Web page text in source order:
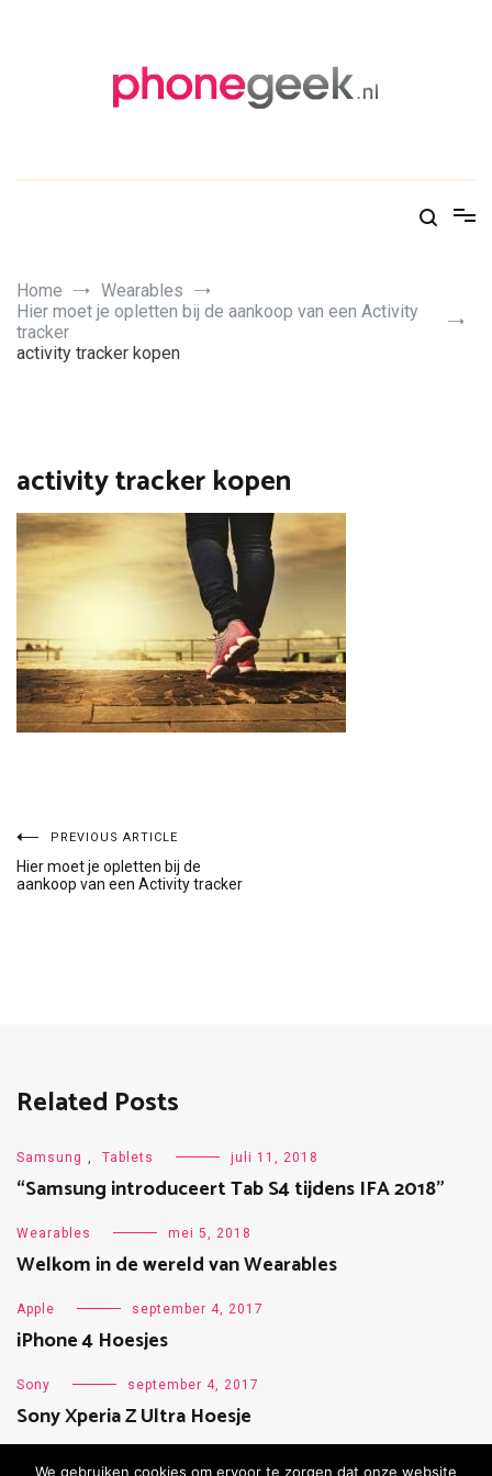
Home
Wearables
Hier moet je opletten bij de aankoop van een Activity
tracker
activity tracker kopen
activity tracker kopen
Bericht
navigatie
PREVIOUS ARTICLE
Hier moet je opletten bij de
aankoop van een Activity tracker
Related Posts
Samsung , Tablets juli 11, 2018
“Samsung introduceert Tab S4 tijdens IFA 2018”
Wearables mei 5, 2018
Welkom in de wereld van Wearables
Apple september 4, 2017
iPhone 4 Hoesjes
Sony september 4, 2017
Sony Xperia Z Ultra Hoesje
We gebruiken cookies om ervoor te zorgen dat onze website